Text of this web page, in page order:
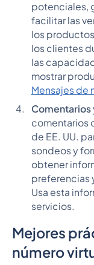
potenciales,
facilitar las
los
los clientes
las
mostrar
Mensajes de
Comentarios
comentarios
de EE. UU.
sondeos y
obtener
preferencias
Usa esta
servicios.
Mejores
número